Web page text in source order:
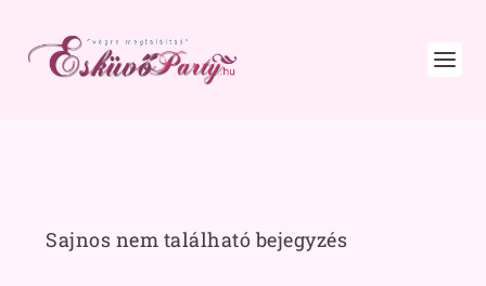
Sajnos nem található bejegyzés